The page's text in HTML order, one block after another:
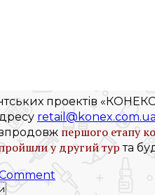
проектів
retail@konex.com.ua
першого етапу
у другий тур та